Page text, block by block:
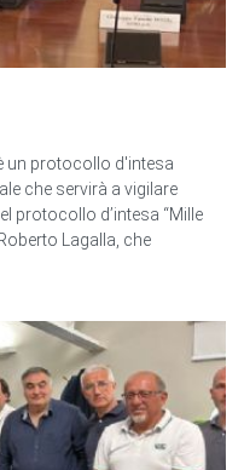
un protocollo d'intesa
che servirà a vigilare
protocollo d’intesa “Mille
Lagalla, che